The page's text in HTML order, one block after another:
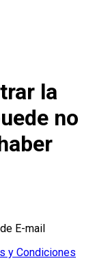
la
no
E-mail
y Condiciones